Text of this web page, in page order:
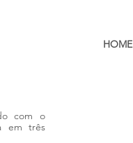
HOME
com o
em três